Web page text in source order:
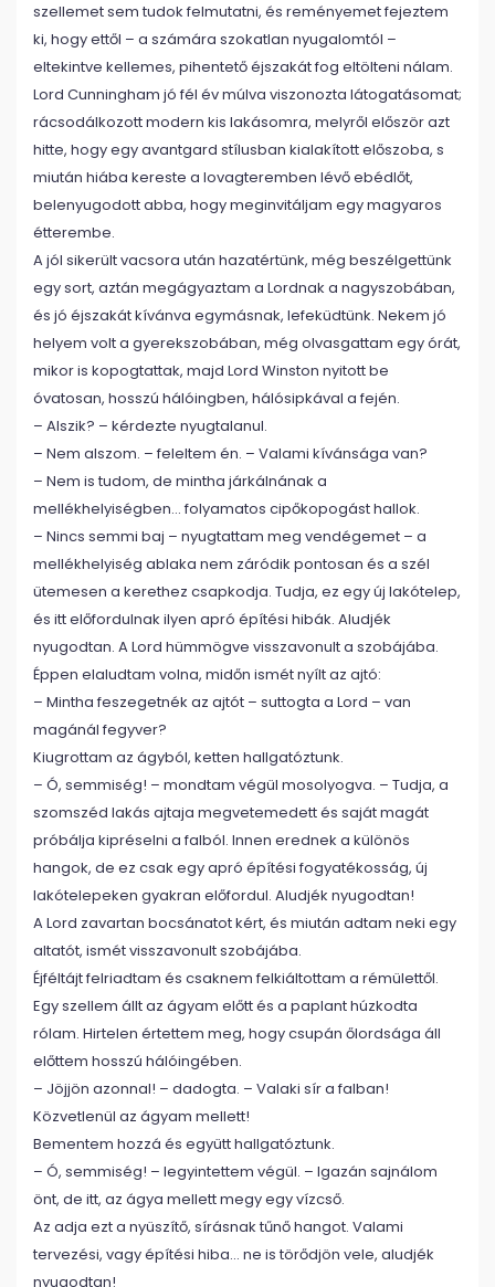
szellemet sem tudok felmutatni, és reményemet fejeztem
ki, hogy ettől – a számára szokatlan nyugalomtól –
eltekintve kellemes, pihentető éjszakát fog eltölteni nálam.
Lord Cunningham jó fél év múlva viszonozta látogatásomat;
rácsodálkozott modern kis lakásomra, melyről először azt
hitte, hogy egy avantgard stílusban kialakított előszoba, s
miután hiába kereste a lovagteremben lévő ebédlőt,
belenyugodott abba, hogy meginvitáljam egy magyaros
étterembe.
A jól sikerült vacsora után hazatértünk, még beszélgettünk
egy sort, aztán megágyaztam a Lordnak a nagyszobában,
és jó éjszakát kívánva egymásnak, lefeküdtünk. Nekem jó
helyem volt a gyerekszobában, még olvasgattam egy órát,
mikor is kopogtattak, majd Lord Winston nyitott be
óvatosan, hosszú hálóingben, hálósipkával a fején.
– Alszik? – kérdezte nyugtalanul.
– Nem alszom. – feleltem én. – Valami kívánsága van?
– Nem is tudom, de mintha járkálnának a
mellékhelyiségben… folyamatos cipőkopogást hallok.
– Nincs semmi baj – nyugtattam meg vendégemet – a
mellékhelyiség ablaka nem záródik pontosan és a szél
ütemesen a kerethez csapkodja. Tudja, ez egy új lakótelep,
és itt előfordulnak ilyen apró építési hibák. Aludjék
nyugodtan. A Lord hümmögve visszavonult a szobájába.
Éppen elaludtam volna, midőn ismét nyílt az ajtó:
– Mintha feszegetnék az ajtót – suttogta a Lord – van
magánál fegyver?
Kiugrottam az ágyból, ketten hallgatóztunk.
– Ó, semmiség! – mondtam végül mosolyogva. – Tudja, a
szomszéd lakás ajtaja megvetemedett és saját magát
próbálja kipréselni a falból. Innen erednek a különös
hangok, de ez csak egy apró építési fogyatékosság, új
lakótelepeken gyakran előfordul. Aludjék nyugodtan!
A Lord zavartan bocsánatot kért, és miután adtam neki egy
altatót, ismét visszavonult szobájába.
Éjféltájt felriadtam és csaknem felkiáltottam a rémülettől.
Egy szellem állt az ágyam előtt és a paplant húzkodta
rólam. Hirtelen értettem meg, hogy csupán őlordsága áll
előttem hosszú hálóingében.
– Jöjjön azonnal! – dadogta. – Valaki sír a falban!
Közvetlenül az ágyam mellett!
Bementem hozzá és együtt hallgatóztunk.
– Ó, semmiség! – legyintettem végül. – Igazán sajnálom
önt, de itt, az ágya mellett megy egy vízcső.
Az adja ezt a nyüszítő, sírásnak tűnő hangot. Valami
tervezési, vagy építési hiba… ne is törődjön vele, aludjék
nyugodtan!